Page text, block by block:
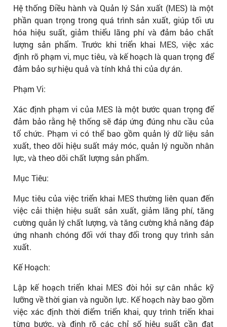
Hệ thống Điều hành và Quản lý Sản xuất (MES) là một
phần quan trọng trong quá trình sản xuất, giúp tối ưu
hóa hiệu suất, giảm thiểu lãng phí và đảm bảo chất
lượng sản phẩm. Trước khi triển khai MES, việc xác
định rõ phạm vi, mục tiêu, và kế hoạch là quan trọng để
đảm bảo sự hiệu quả và tính khả thi của dự án.
Phạm Vi:
Xác định phạm vi của MES là một bước quan trọng để
đảm bảo rằng hệ thống sẽ đáp ứng đúng nhu cầu của
tổ chức. Phạm vi có thể bao gồm quản lý dữ liệu sản
xuất, theo dõi hiệu suất máy móc, quản lý nguồn nhân
lực, và theo dõi chất lượng sản phẩm.
Mục Tiêu:
Mục tiêu của việc triển khai MES thường liên quan đến
việc cải thiện hiệu suất sản xuất, giảm lãng phí, tăng
cường quản lý chất lượng, và tăng cường khả năng đáp
ứng nhanh chóng đối với thay đổi trong quy trình sản
xuất.
Kế Hoạch:
Lập kế hoạch triển khai MES đòi hỏi sự cân nhắc kỹ
lưỡng về thời gian và nguồn lực. Kế hoạch này bao gồm
việc xác định thời điểm triển khai, quy trình triển khai
từng bước, và định rõ các chỉ số hiệu suất cần đạt